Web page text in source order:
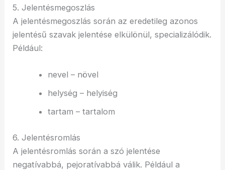
5. Jelentésmegoszlás
A jelentésmegoszlás során az eredetileg azonos
jelentésű szavak jelentése elkülönül, specializálódik.
Például:
nevel – növel
helység – helyiség
tartam – tartalom
6. Jelentésromlás
A jelentésromlás során a szó jelentése
negatívabbá, pejoratívabbá válik. Például a